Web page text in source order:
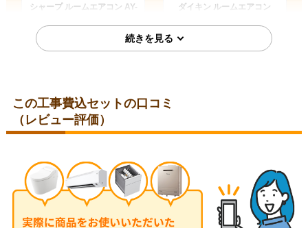
シャープ ルームエアコン AY-
埼玉県比企郡
ダイキン ルームエアコン
コロナ ルームエアコン RC-
V2826R-W
三菱 ルームエアコン MSZ-
JXV2526-W
この工事費込セットの口コミ
（レビュー評価）